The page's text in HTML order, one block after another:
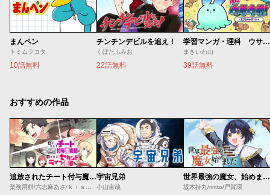
まんペン
トミムラコタ
10話無料
チンチンデビルを追え！
くぼたふみお
22話無料
学習マンガ・理科 ウサウサ！
まきいわ山
39話無料
おすすめの作品
追放されたチート付与魔術師は気ままなセカンドライフを謳歌する。 ～俺は武器だけじゃなく、あらゆるものに『強化ポイント』を付与できるし、俺の意思でいつでも効果を解除できるけど、残った人たち大丈夫？～
業務用餅/六志麻あさ/ｋｉｓｕｉ
宇宙兄弟
小山宙哉
世界最強の魔女、始めました ～私だけ『攻略サイト』を見れる世界で自由に生きます～
坂木持丸/riritto/戸賀環